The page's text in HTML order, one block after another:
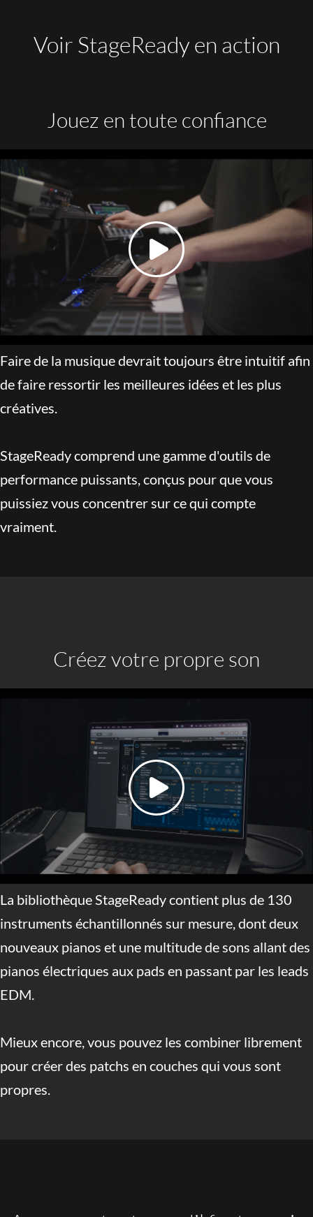
Voir StageReady en action
Jouez en toute confiance
Faire de la musique devrait toujours être intuitif afin
de faire ressortir les meilleures idées et les plus
créatives.
StageReady comprend une gamme d'outils de
performance puissants, conçus pour que vous
puissiez vous concentrer sur ce qui compte
vraiment.
Créez votre propre son
La bibliothèque StageReady contient plus de 130
instruments échantillonnés sur mesure, dont deux
nouveaux pianos et une multitude de sons allant des
pianos électriques aux pads en passant par les leads
EDM.
Mieux encore, vous pouvez les combiner librement
pour créer des patchs en couches qui vous sont
propres.